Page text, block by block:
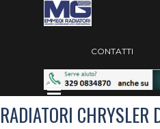
Vai ai contenuti
CONTATTI
Salta menù
RADIATORI